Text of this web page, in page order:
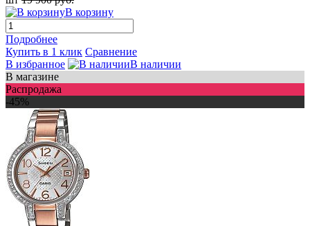
В корзину
Подробнее
Купить в 1 клик Сравнение
В избранное
В наличии
В магазине
Распродажа
-45%